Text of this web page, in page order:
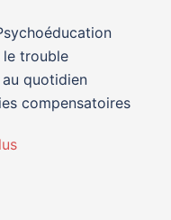
le trouble
quotidien
compensatoires